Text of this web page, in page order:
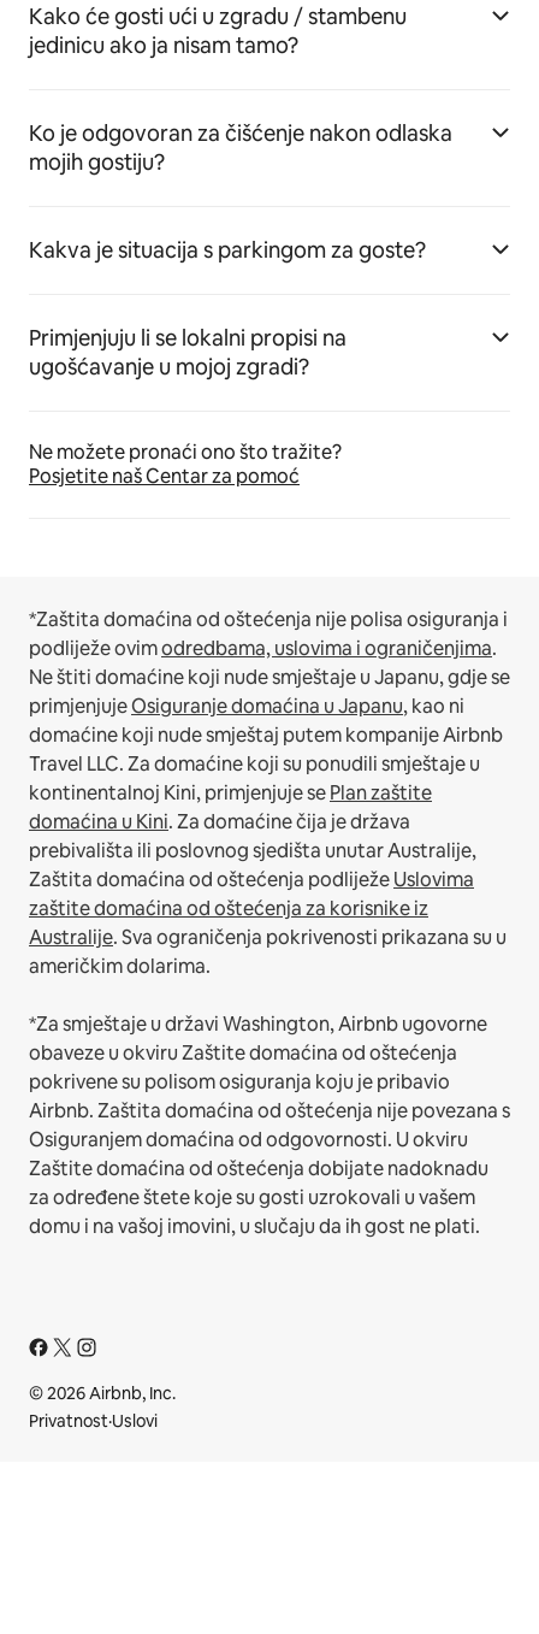
Kako će gosti ući u zgradu / stambenu
jedinicu ako ja nisam tamo?
Ko je odgovoran za čišćenje nakon odlaska
mojih gostiju?
Kakva je situacija s parkingom za goste?
Primjenjuju li se lokalni propisi na
ugošćavanje u mojoj zgradi?
Ne možete pronaći ono što tražite?
Posjetite naš Centar za pomoć
*Zaštita domaćina od oštećenja nije polisa osiguranja i
podliježe ovimodredbama, uslovima i ograničenjima.
Ne štiti domaćine koji nude smještaje u Japanu, gdje se
primjenjujeOsiguranje domaćina u Japanu, kao ni
domaćine koji nude smještaj putem kompanije Airbnb
Travel LLC.Za domaćine koji su ponudili smještaje u
kontinentalnoj Kini, primjenjuje sePlan zaštite
domaćina u Kini.Za domaćine čija je država
prebivališta ili poslovnog sjedišta unutar Australije,
Zaštita domaćina od oštećenja podliježeUslovima
zaštite domaćina od oštećenja za korisnike iz
Australije. Sva ograničenja pokrivenosti prikazana su u
američkim dolarima.
*Za smještaje u državi Washington, Airbnb ugovorne
obaveze u okviru Zaštite domaćina od oštećenja
pokrivene su polisom osiguranja koju je pribavio
Airbnb. Zaštita domaćina od oštećenja nije povezana s
Osiguranjem domaćina od odgovornosti. U okviru
Zaštite domaćina od oštećenja dobijate nadoknadu
za određene štete koje su gosti uzrokovali u vašem
domu i na vašoj imovini, u slučaju da ih gost ne plati.
© 2026 Airbnb, Inc.
Privatnost·Uslovi